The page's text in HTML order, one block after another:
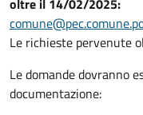
oltre il 14/02/2025:
Le richieste pervenute
Le domande dovranno
documentazione: